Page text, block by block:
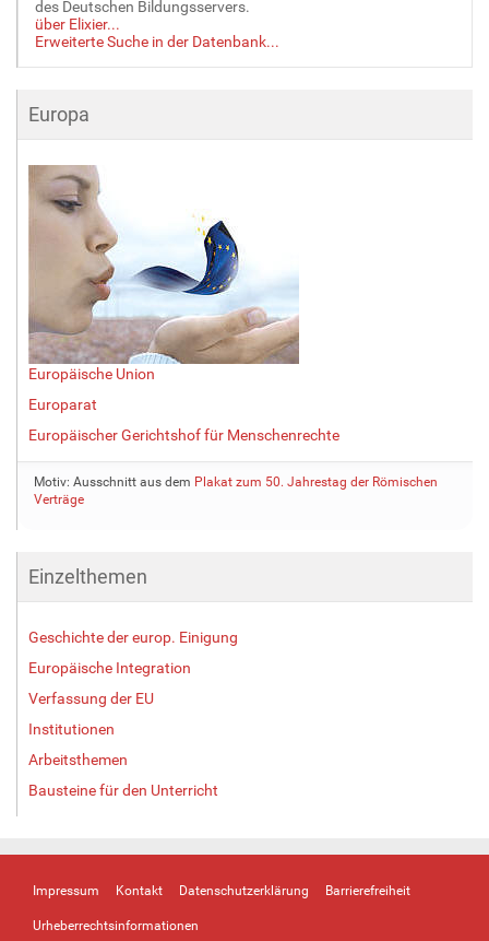
des Deutschen Bildungsservers.
über Elixier...
Erweiterte Suche in der Datenbank...
Europa
Europäische Union
Europarat
Europäischer Gerichtshof für Menschenrechte
Motiv: Ausschnitt aus dem Plakat zum 50. Jahrestag der Römischen
Verträge
Einzelthemen
Geschichte der europ. Einigung
Europäische Integration
Verfassung der EU
Institutionen
Arbeitsthemen
Bausteine für den Unterricht
Impressum Kontakt Datenschutzerklärung Barrierefreiheit
Urheberrechtsinformationen